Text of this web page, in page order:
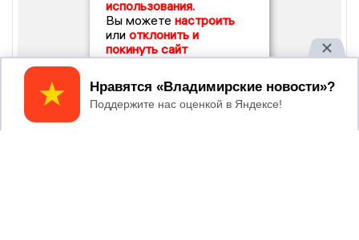
использования.
Вы можете настроить
или отклонить и
покинуть сайт
Принять